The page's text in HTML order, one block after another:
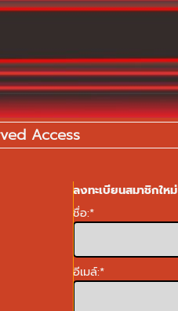
Access
ลงทะเบียนสมาชิกใหม่
ชื่อ:*
อีเมล์:*